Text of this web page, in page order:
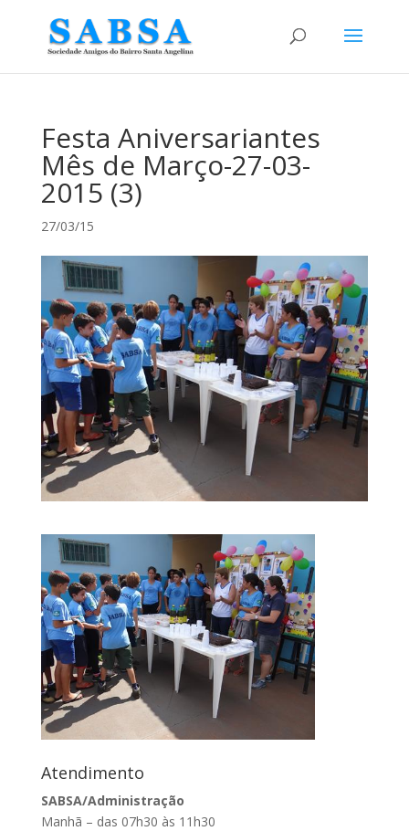
Festa Aniversariantes
Mês de Março-27-03-
2015 (3)
27/03/15
Atendimento
SABSA/Administração
Manhã – das 07h30 às 11h30